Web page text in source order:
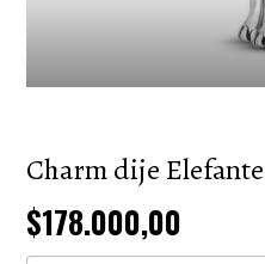
Charm dije
$178.000,00